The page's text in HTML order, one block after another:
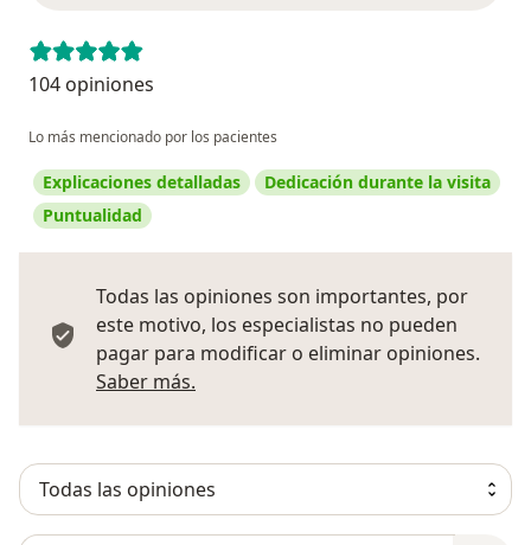
104 opiniones
Lo más mencionado por los pacientes
Explicaciones detalladas
Dedicación durante la visita
Puntualidad
Todas las opiniones son importantes, por
este motivo, los especialistas no pueden
pagar para modificar o eliminar opiniones.
Saber más.